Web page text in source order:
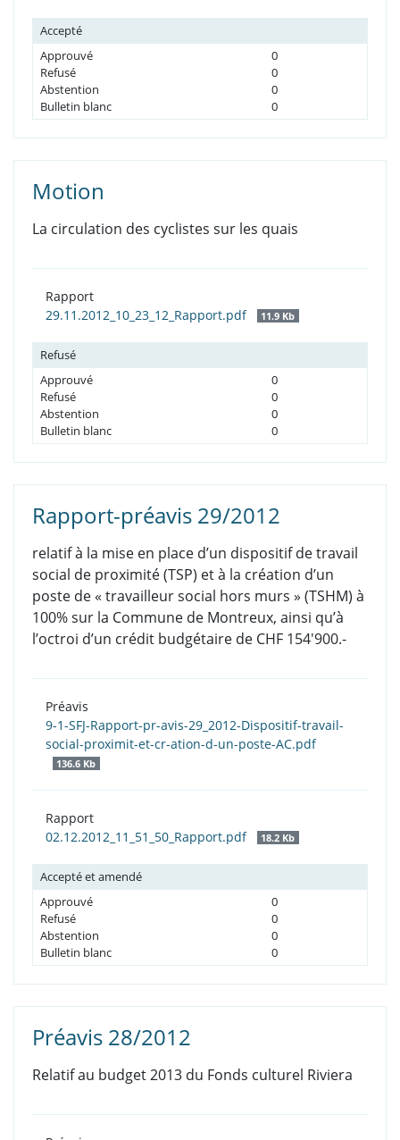
Accepté
Approuvé
0
Refusé
0
Abstention
0
Bulletin blanc
0
Motion
La circulation des cyclistes sur les quais
Rapport
29.11.2012_10_23_12_Rapport.pdf
11.9 Kb
Refusé
Approuvé
0
Refusé
0
Abstention
0
Bulletin blanc
0
Rapport-préavis 29/2012
relatif à la mise en place d’un dispositif de travail
social de proximité (TSP) et à la création d’un
poste de « travailleur social hors murs » (TSHM) à
100% sur la Commune de Montreux, ainsi qu’à
l’octroi d’un crédit budgétaire de CHF 154'900.-
Préavis
9-1-SFJ-Rapport-pr-avis-29_2012-Dispositif-travail-
social-proximit-et-cr-ation-d-un-poste-AC.pdf
136.6 Kb
Rapport
02.12.2012_11_51_50_Rapport.pdf
18.2 Kb
Accepté et amendé
Approuvé
0
Refusé
0
Abstention
0
Bulletin blanc
0
Préavis 28/2012
Relatif au budget 2013 du Fonds culturel Riviera